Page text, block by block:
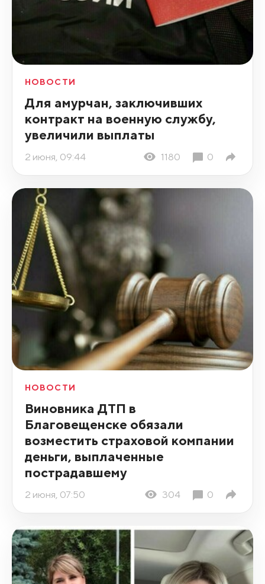
НОВОСТИ
Для амурчан, заключивших
контракт на военную службу,
увеличили выплаты
2 июня, 09:44 1180 0
НОВОСТИ
Виновника ДТП в
Благовещенске обязали
возместить страховой компании
деньги, выплаченные
пострадавшему
2 июня, 07:50 304 0